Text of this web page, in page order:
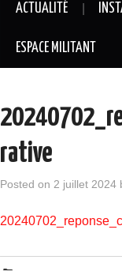
ACTUALITÉ
ESPACE MILITANT
rative
Posted on 2 juillet 2024